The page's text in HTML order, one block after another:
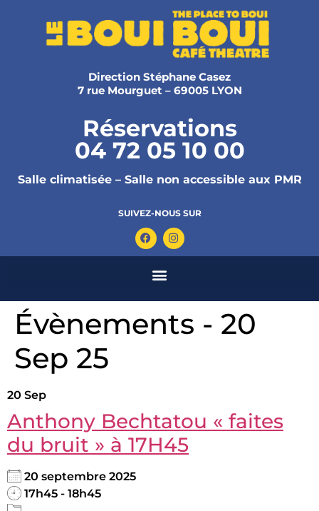
Direction Stéphane Casez
7 rue Mourguet – 69005 LYON
Réservations
04 72 05 10 00
Salle climatisée – Salle non accessible aux PMR
SUIVEZ-NOUS SUR
Évènements - 20
Sep 25
20 Sep
Anthony Bechtatou « faites
du bruit » à 17H45
20 septembre 2025
17h45 - 18h45